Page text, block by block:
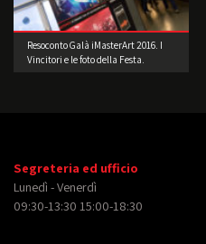
Resoconto Galà iMasterArt 2016. I
Vincitori e le foto della Festa.
Segreteria ed ufficio
Lunedì - Venerdì
09:30-13:30 15:00-18:30